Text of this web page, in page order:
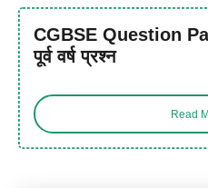
CGBSE Question
पूर्व वर्ष प्रश्न
Read